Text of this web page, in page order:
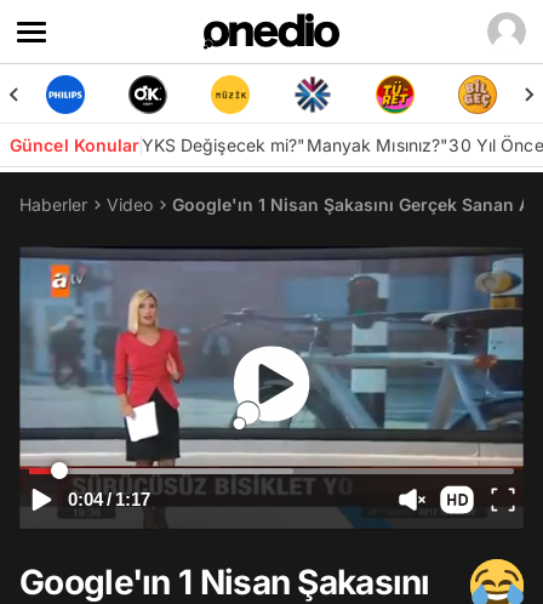
Güncel KonularYKS Değişecek mi?"Manyak Mısınız?"30 Yıl
Haberler Video Google'ın 1 Nisan Şakasını Gerçek Sanan
0:04/1:17
Google'ın 1 Nisan Şakasını